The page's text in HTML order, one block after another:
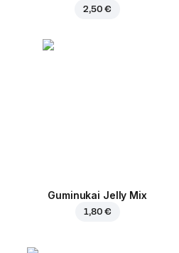
2,50 €
Guminukai Jelly Mix
1,80 €